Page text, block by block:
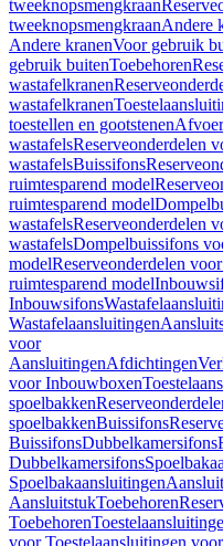
tweeknopsmengkraan
tweeknopsmengkraanAndere
Andere kranenVoor gebruik
gebruik buitenToebehoren
wastafelkranen
wastafelkranen
toestellen en gootstenen
wastafelsReserveonderdelen
wastafelsBuissifons
ruimtesparend model
ruimtesparend model
wastafelsReserveonderdelen
wastafelsDompelbuissifons
modelReserveonderdelen
ruimtesparend model
Inbouwsifons
Wastafelaansluitingen
voor
AansluitingenAfdichtingen
voor Inbouwboxen
spoelbakken
spoelbakkenBuissifons
BuissifonsDubbelkamersifons
Dubbelkamersifons
Spoelbakaansluitingen
AansluitstukToebehoren
Toebehoren
voor Toestelaansluitingen voor